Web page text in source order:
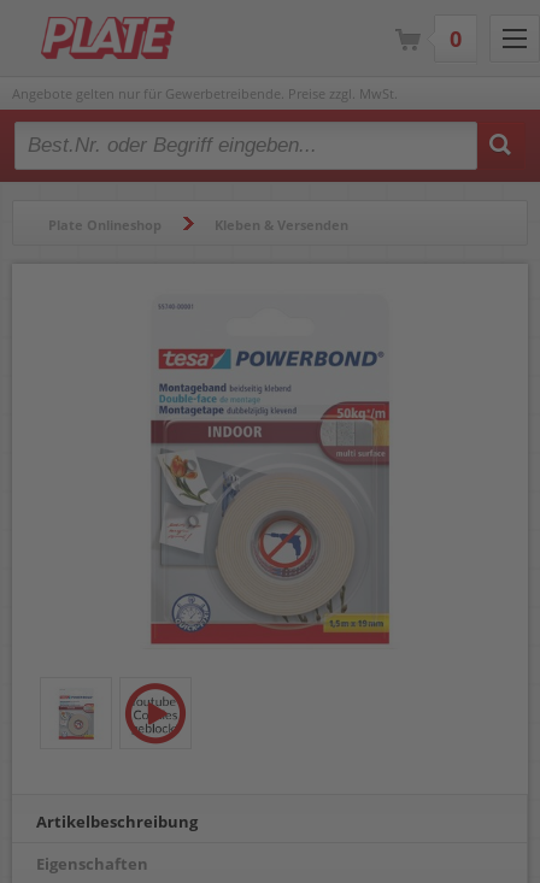
Angebote gelten nur für Gewerbetreibende. Preise zzgl. MwSt.
Type 2 or more characters for results.
Plate Onlineshop Kleben & Versenden
Doppelklebeband Tesa Powerbond INDOOR 55740-00001-00
Artikelbeschreibung
Eigenschaften
0